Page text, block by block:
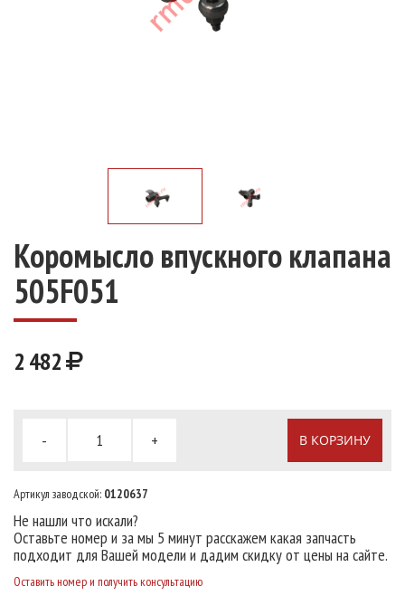
Коромысло впускного клапана
505F051
2 482
- + В КОРЗИНУ
Артикул заводской: 0120637
Не нашли что искали?
Оставьте номер и за мы 5 минут расскажем какая запчасть
подходит для Вашей модели и дадим скидку от цены на сайте.
Оставить номер и получить консультацию